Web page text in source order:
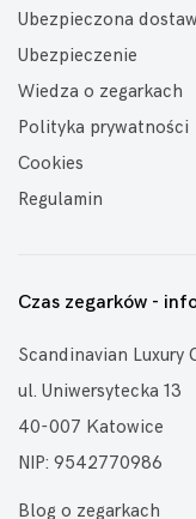
Ubezpieczona
Ubezpieczenie
Wiedza o zegarkach
Polityka prywatności
Cookies
Regulamin
Czas zegarków -
Scandinavian Luxury
ul. Uniwersytecka 13
40-007 Katowice
NIP: 9542770986
Blog o zegarkach